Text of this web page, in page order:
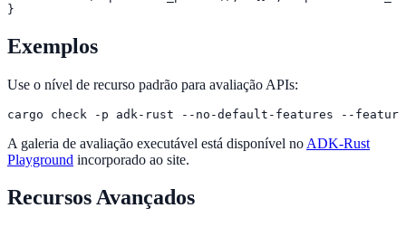
}
Exemplos
Use o nível de recurso padrão para avaliação APIs:
cargo check -p adk-rust --no-default-features --
A galeria de avaliação executável está disponível no ADK-Rust
Playground incorporado ao site.
Recursos Avançados